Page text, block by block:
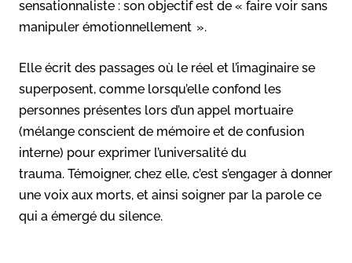
sensationnaliste : son objectif est de « faire voir sans
manipuler émotionnellement ».
Elle écrit des passages où le réel et l’imaginaire se
superposent, comme lorsqu’elle confond les
personnes présentes lors d’un appel mortuaire
(mélange conscient de mémoire et de confusion
interne) pour exprimer l’universalité du
trauma. Témoigner, chez elle, c’est s’engager à donner
une voix aux morts, et ainsi soigner par la parole ce
qui a émergé du silence.